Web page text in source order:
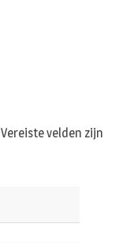
Vereiste velden zijn